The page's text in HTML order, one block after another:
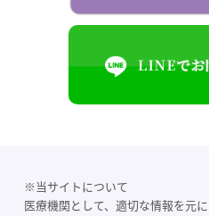
※当サイトについて
医療機関として、適切な情報を元